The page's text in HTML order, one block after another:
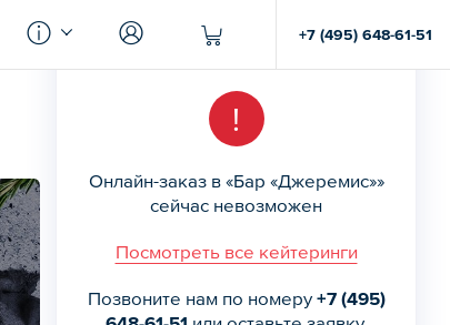
+7 (495) 648-61-51
!
Онлайн-заказ в «Бар «Джеремис»»
сейчас невозможен
Посмотреть все кейтеринги
Позвоните нам по номеру +7 (495)